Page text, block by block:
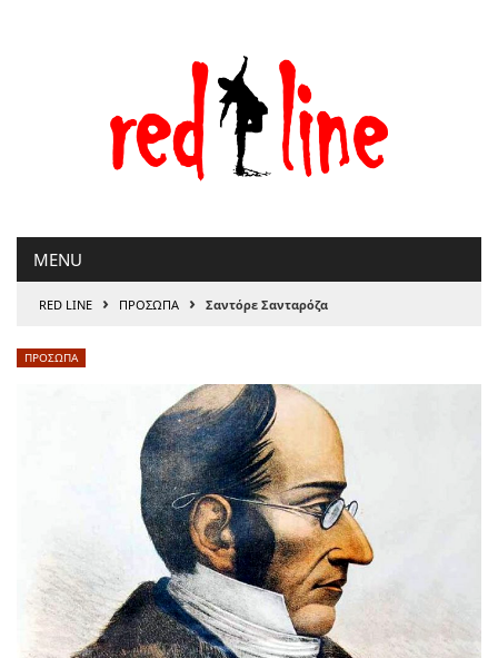
MENU
RED LINE › ΠΡΟΣΩΠΑ › Σαντόρε Σανταρόζα
ΠΡΟΣΩΠΑ